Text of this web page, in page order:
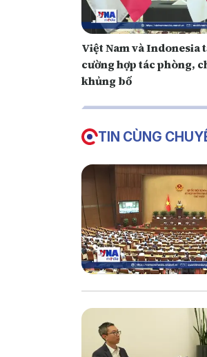
Việt Nam và Indonesia
cường hợp tác phòng,
khủng bố
TIN CÙNG